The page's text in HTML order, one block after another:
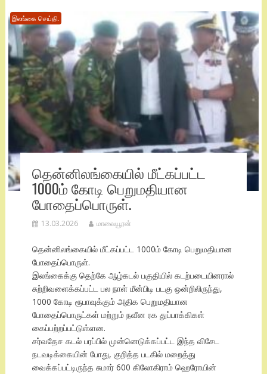
இலங்கை செய்தி.
தென்னிலங்கையில் மீட்கப்பட்ட
1000ம் கோடி பெறுமதியான
போதைப்பொருள்.
13.03.2026 மாவையூரன்
தென்னிலங்கையில் மீட்கப்பட்ட 1000ம் கோடி பெறுமதியான
போதைப்பொருள்.
இலங்கைக்கு தெற்கே ஆழ்கடல் பகுதியில் கடற்படையினரால்
சுற்றிவளைக்கப்பட்ட பல நாள் மீன்பிடி படகு ஒன்றிலிருந்து,
1000 கோடி ரூபாவுக்கும் அதிக பெறுமதியான
போதைப்பொருட்கள் மற்றும் நவீன ரக துப்பாக்கிகள்
கைப்பற்றப்பட்டுள்ளன.
சர்வதேச கடல் பரப்பில் முன்னெடுக்கப்பட்ட இந்த விசேட
நடவடிக்கையின் போது, குறித்த படகில் மறைத்து
வைக்கப்பட்டிருந்த சுமார் 600 கிலோகிராம் ஹெரோயின்